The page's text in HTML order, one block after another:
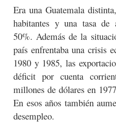
Era una Guatemala
habitantes y una tasa de
50%. Además de la
país enfrentaba una crisis
1980 y 1985, las
déficit por cuenta
millones de dólares en
En esos años también
desempleo.